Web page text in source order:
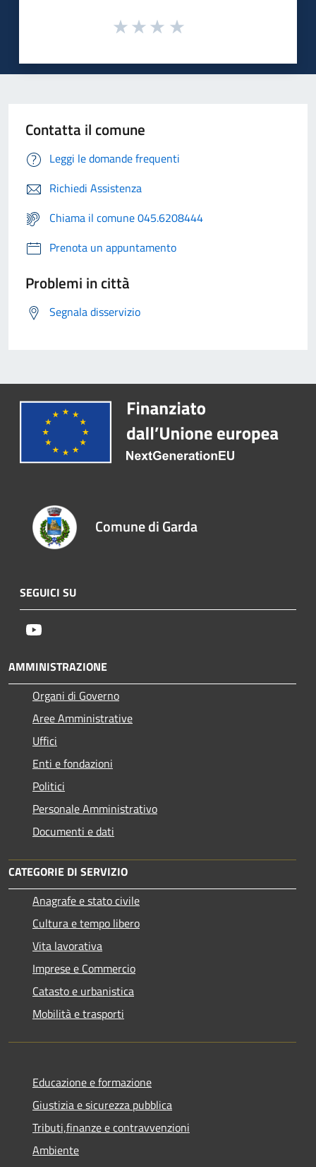
Contatta il comune
Leggi le domande frequenti
Richiedi Assistenza
Chiama il comune 045.6208444
Prenota un appuntamento
Problemi in città
Segnala disservizio
Comune di Garda
SEGUICI SU
AMMINISTRAZIONE
Organi di Governo
Aree Amministrative
Uffici
Enti e fondazioni
Politici
Personale Amministrativo
Documenti e dati
CATEGORIE DI SERVIZIO
Anagrafe e stato civile
Cultura e tempo libero
Vita lavorativa
Imprese e Commercio
Catasto e urbanistica
Mobilità e trasporti
Educazione e formazione
Giustizia e sicurezza pubblica
Tributi,finanze e contravvenzioni
Ambiente